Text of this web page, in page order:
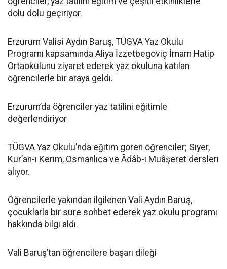
dolu dolu geçiriyor.
Erzurum Valisi Aydın Baruş, TÜGVA Yaz Okulu
Programı kapsamında Aliya İzzetbegoviç İmam Hatip
Ortaokulunu ziyaret ederek yaz okuluna katılan
öğrencilerle bir araya geldi.
Erzurum’da öğrenciler yaz tatilini eğitimle
değerlendiriyor
TÜGVA Yaz Okulu’nda eğitim gören öğrenciler; Siyer,
Kur’an-ı Kerim, Osmanlıca ve Âdâb-ı Muâşeret dersleri
alıyor.
Öğrencilerle yakından ilgilenen Vali Aydın Baruş,
çocuklarla bir süre sohbet ederek yaz okulu programı
hakkında bilgi aldı.
Vali Baruş’tan öğrencilere başarı dileği